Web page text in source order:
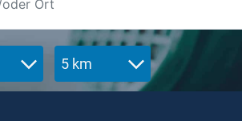
5 km